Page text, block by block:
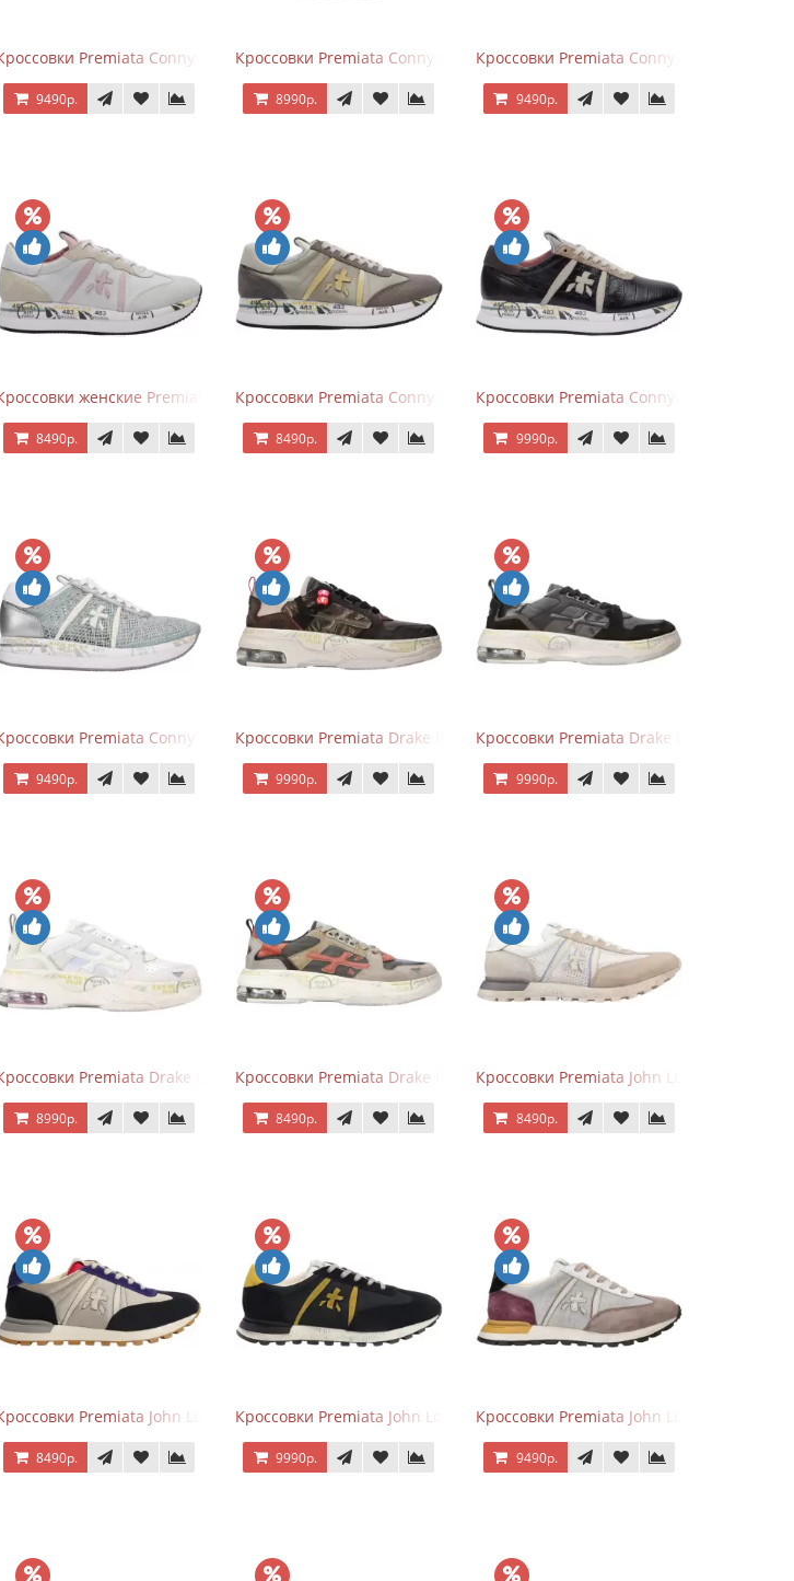
Premiata Conny Black
9490р.
Кроссовки Premiata Conny Blue Brown
8990р.
Кроссовки Premiata Conny Combi Grey
9490р.
женские Premiata Conny бежево-серые с розовым
8490р.
Кроссовки Premiata Conny Leather Beige
8490р.
Кроссовки Premiata Conny Leather Black
9990р.
WhitePremiata Conny Lace Blue Silver
9490р.
Кроссовки Premiata Drake Black Brown
9990р.
Кроссовки Premiata Drake Black Gray
9990р.
с серым Premiata Drake Light Beige Silver
8990р.
Кроссовки Premiata Drake Multi
8490р.
Кроссовки Premiata John Low Beige
8490р.
Premiata John Low черные с серым
8490р.
Кроссовки Premiata John Low черные с желтым
9990р.
Кроссовки Premiata John Low Gray Brown
9490р.